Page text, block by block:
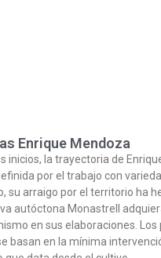
Enrique Mendoza
inicios, la trayectoria de
por el trabajo con
su arraigo por el territorio ha
autóctona Monastrell
en sus elaboraciones. Los
basan en la mínima